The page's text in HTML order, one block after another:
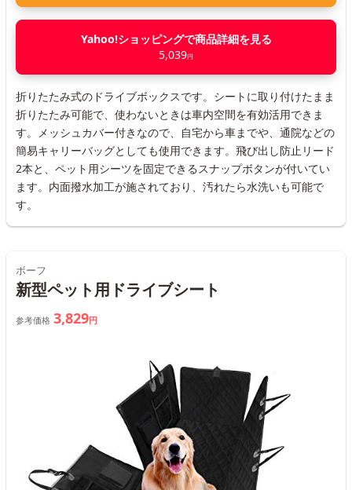
Yahoo!ショッピングで商品詳細を見る
5,039円
折りたたみ式のドライブボックスです。シートに取り付けたまま
折りたたみ可能で、使わないときは車内空間を有効活用できま
す。メッシュカバー付きなので、自宅から車までや、通院などの
簡易キャリーバッグとしても使用できます。飛び出し防止リード
2本と、ペット用シーツを固定できるスナップボタンが付いてい
ます。内面撥水加工が施されており、汚れたら水洗いも可能で
す。
ボーフ
新型ペット用ドライブシート
参考価格 3,829円